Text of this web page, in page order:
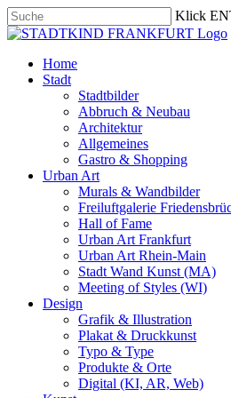
Skip
to
content
Klick
Close
search
Menu
Home
Stadt
Stadtbilder
Abbruch & Neubau
Architektur
Allgemeines
Gastro & Shopping
Urban Art
Murals & Wandbilder
Freiluftgalerie
Hall of Fame
Urban Art Frankfurt
Urban Art Rhein-Main
Stadt Wand Kunst (MA)
Meeting of Styles (WI)
Design
Grafik & Illustration
Plakat & Druckkunst
Typo & Type
Produkte & Orte
Digital (KI, AR, Web)